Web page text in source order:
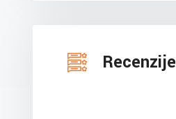
Recenzije